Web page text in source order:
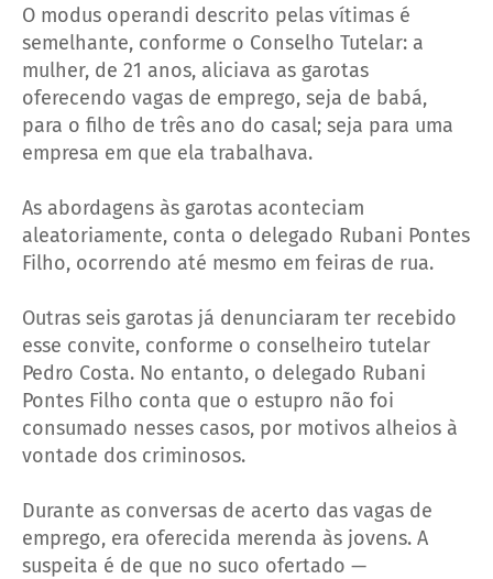
O modus operandi descrito pelas vítimas é
semelhante, conforme o Conselho Tutelar: a
mulher, de 21 anos, aliciava as garotas
oferecendo vagas de emprego, seja de babá,
para o filho de três ano do casal; seja para uma
empresa em que ela trabalhava.
As abordagens às garotas aconteciam
aleatoriamente, conta o delegado Rubani Pontes
Filho, ocorrendo até mesmo em feiras de rua.
Outras seis garotas já denunciaram ter recebido
esse convite, conforme o conselheiro tutelar
Pedro Costa. No entanto, o delegado Rubani
Pontes Filho conta que o estupro não foi
consumado nesses casos, por motivos alheios à
vontade dos criminosos.
Durante as conversas de acerto das vagas de
emprego, era oferecida merenda às jovens. A
suspeita é de que no suco ofertado —